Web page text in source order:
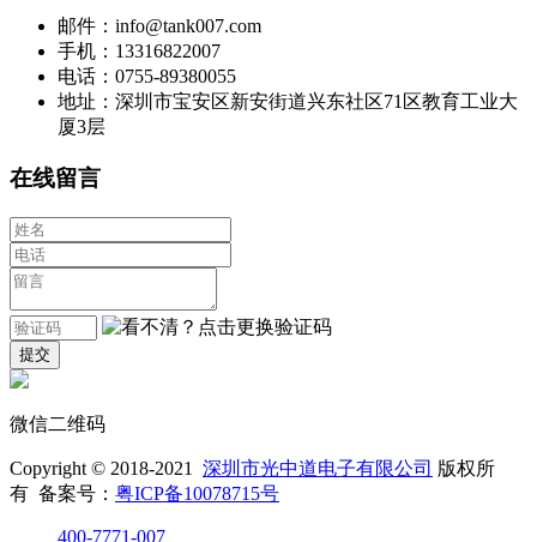
邮件：info@tank007.com
手机：13316822007
电话：0755-89380055
地址：深圳市宝安区新安街道兴东社区71区教育工业大
厦3层
在线留言
微信二维码
Copyright © 2018-2021 深圳市光中道电子有限公司 版权所
有 备案号： 粤ICP备10078715号
400-7771-007